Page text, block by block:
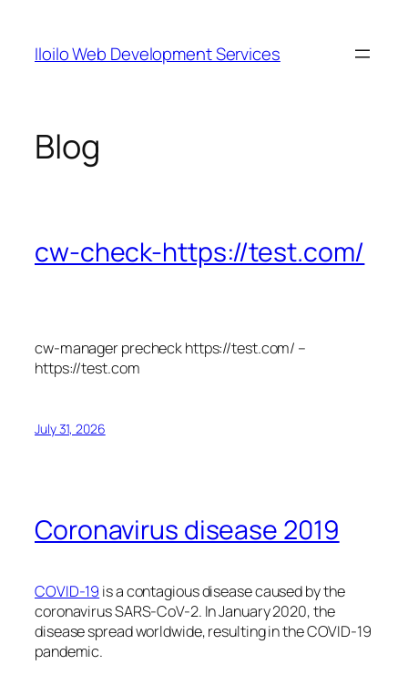
content
Iloilo Web Development Services
Blog
cw-check-https://test.com/
cw-manager precheck https://test.com/ –
https://test.com
July 31, 2026
Coronavirus disease 2019
COVID-19 is a contagious disease caused by the
coronavirus SARS-CoV-2. In January 2020, the
disease spread worldwide, resulting in the COVID-19
pandemic.